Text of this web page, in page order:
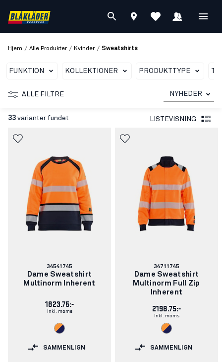
Hjem / Alle Produkter / Kvinder / Sweatshirts
FUNKTION KOLLEKTIONER PRODUKTTYPE
ALLE FILTRE NYHEDER
33 varianter fundet LISTEVISNING
Varenummer:
34541745
Dame Sweatshirt
Multinorm Inherent
1823.75:-
Inkl. moms
SAMMENLIGN
Varenummer:
34711745
Dame Sweatshirt
Multinorm Full Zip
Inherent
2198.75:-
Inkl. moms
SAMMENLIGN